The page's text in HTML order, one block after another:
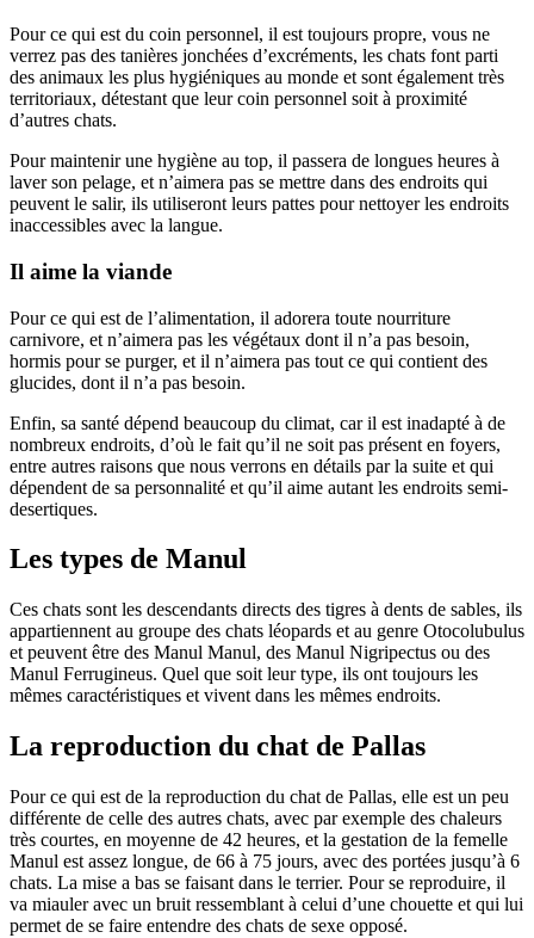
Pour ce qui est du coin personnel, il est toujours propre, vous ne
verrez pas des tanières jonchées d’excréments, les chats font parti
des animaux les plus hygiéniques au monde et sont également très
territoriaux, détestant que leur coin personnel soit à proximité
d’autres chats.
Pour maintenir une hygiène au top, il passera de longues heures à
laver son pelage, et n’aimera pas se mettre dans des endroits qui
peuvent le salir, ils utiliseront leurs pattes pour nettoyer les endroits
inaccessibles avec la langue.
Il aime la viande
Pour ce qui est de l’alimentation, il adorera toute nourriture
carnivore, et n’aimera pas les végétaux dont il n’a pas besoin,
hormis pour se purger, et il n’aimera pas tout ce qui contient des
glucides, dont il n’a pas besoin.
Enfin, sa santé dépend beaucoup du climat, car il est inadapté à de
nombreux endroits, d’où le fait qu’il ne soit pas présent en foyers,
entre autres raisons que nous verrons en détails par la suite et qui
dépendent de sa personnalité et qu’il aime autant les endroits semi-
desertiques.
Les types de Manul
Ces chats sont les descendants directs des tigres à dents de sables, ils
appartiennent au groupe des chats léopards et au genre Otocolubulus
et peuvent être des Manul Manul, des Manul Nigripectus ou des
Manul Ferrugineus. Quel que soit leur type, ils ont toujours les
mêmes caractéristiques et vivent dans les mêmes endroits.
La reproduction du chat de Pallas
Pour ce qui est de la reproduction du chat de Pallas, elle est un peu
différente de celle des autres chats, avec par exemple des chaleurs
très courtes, en moyenne de 42 heures, et la gestation de la femelle
Manul est assez longue, de 66 à 75 jours, avec des portées jusqu’à 6
chats. La mise a bas se faisant dans le terrier. Pour se reproduire, il
va miauler avec un bruit ressemblant à celui d’une chouette et qui lui
permet de se faire entendre des chats de sexe opposé.